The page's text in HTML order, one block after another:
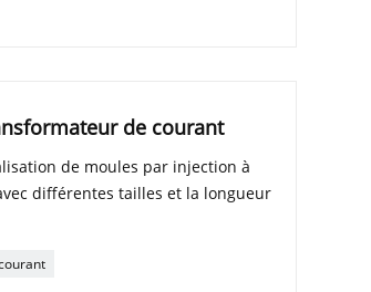
de courant
de moules par injection à
différentes tailles et la longueur